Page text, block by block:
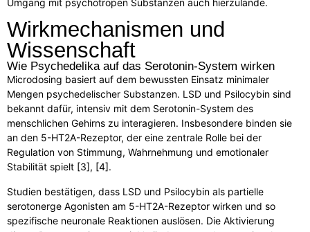
Umgang mit psychotropen Substanzen auch hierzulande.
Wirkmechanismen und
Wissenschaft
Wie Psychedelika auf das Serotonin-System wirken
Microdosing basiert auf dem bewussten Einsatz minimaler
Mengen psychedelischer Substanzen. LSD und Psilocybin sind
bekannt dafür, intensiv mit dem Serotonin-System des
menschlichen Gehirns zu interagieren. Insbesondere binden sie
an den 5-HT2A-Rezeptor, der eine zentrale Rolle bei der
Regulation von Stimmung, Wahrnehmung und emotionaler
Stabilität spielt [3], [4].
Studien bestätigen, dass LSD und Psilocybin als partielle
serotonerge Agonisten am 5-HT2A-Rezeptor wirken und so
spezifische neuronale Reaktionen auslösen. Die Aktivierung